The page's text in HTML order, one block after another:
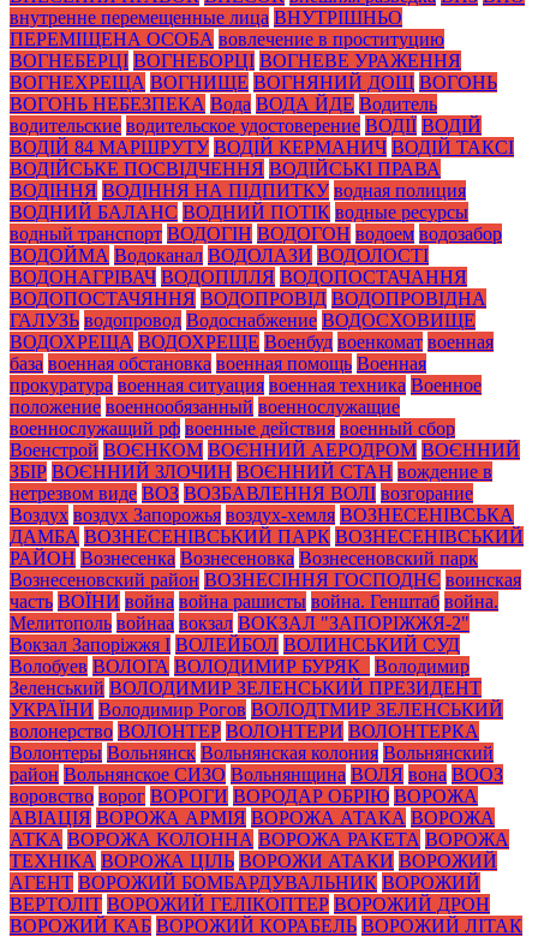
внутренне перемещенные лица ВНУТРІШНЬО
ПЕРЕМІЩЕНА ОСОБА вовлечение в проституцию
ВОГНЕБЕРЦІ ВОГНЕБОРЦІ ВОГНЕВЕ УРАЖЕННЯ
ВОГНЕХРЕЩА ВОГНИЩЕ ВОГНЯНИЙ ДОЩ ВОГОНЬ
ВОГОНЬ НЕБЕЗПЕКА Вода ВОДА ЙДЕ Водитель
водительские водительское удостоверение ВОДІЇ ВОДІЙ
ВОДІЙ 84 МАРШРУТУ ВОДІЙ КЕРМАНИЧ ВОДІЙ ТАКСІ
ВОДІЙСЬКЕ ПОСВІДЧЕННЯ ВОДІЙСЬКІ ПРАВА
ВОДІННЯ ВОДІННЯ НА ПІДПИТКУ водная полиция
ВОДНИЙ БАЛАНС ВОДНИЙ ПОТІК водные ресурсы
водный транспорт ВОДОГІН ВОДОГОН водоем водозабор
ВОДОЙМА Водоканал ВОДОЛАЗИ ВОДОЛОСТІ
ВОДОНАГРІВАЧ ВОДОПІЛЛЯ ВОДОПОСТАЧАННЯ
ВОДОПОСТАЧЯННЯ ВОДОПРОВІД ВОДОПРОВІДНА
ГАЛУЗЬ водопровод Водоснабжение ВОДОСХОВИЩЕ
ВОДОХРЕЩА ВОДОХРЕЩЕ Военбуд военкомат военная
база военная обстановка военная помощь Военная
прокуратура военная ситуация военная техника Военное
положение военнообязанный военнослужащие
военнослужащий рф военные действия военный сбор
Военстрой ВОЄНКОМ ВОЄННИЙ АЕРОДРОМ ВОЄННИЙ
ЗБІР ВОЄННИЙ ЗЛОЧИН ВОЄННИЙ СТАН вождение в
нетрезвом виде ВОЗ ВОЗБАВЛЕННЯ ВОЛІ возгорание
Воздух воздух Запорожья воздух-хемля ВОЗНЕСЕНІВСЬКА
ДАМБА ВОЗНЕСЕНІВСЬКИЙ ПАРК ВОЗНЕСЕНІВСЬКИЙ
РАЙОН Вознесенка Вознесеновка Вознесеновский парк
Вознесеновский район ВОЗНЕСІННЯ ГОСПОДНЄ воинская
часть ВОЇНИ война война рашисты война. Генштаб война.
Мелитополь войнаа вокзал ВОКЗАЛ "ЗАПОРІЖЖЯ-2"
Вокзал Запоріжжя І ВОЛЕЙБОЛ ВОЛИНСЬКИЙ СУД
Волобуев ВОЛОГА ВОЛОДИМИР БУРЯК_
Володимир
Зеленський ВОЛОДИМИР ЗЕЛЕНСЬКИЙ ПРЕЗИДЕНТ
УКРАЇНИ Володимир Рогов ВОЛОДТМИР ЗЕЛЕНСЬКИЙ
волонерство ВОЛОНТЕР ВОЛОНТЕРИ ВОЛОНТЕРКА
Волонтеры Вольнянск Вольнянская колония Вольнянский
район Вольнянское СИЗО Вольнянщина ВОЛЯ вона ВООЗ
воровство ворог ВОРОГИ ВОРОДАР ОБРІЮ ВОРОЖА
АВІАЦІЯ ВОРОЖА АРМІЯ ВОРОЖА АТАКА ВОРОЖА
АТКА ВОРОЖА КОЛОННА ВОРОЖА РАКЕТА ВОРОЖА
ТЕХНІКА ВОРОЖА ЦІЛЬ ВОРОЖИ АТАКИ ВОРОЖИЙ
АГЕНТ ВОРОЖИЙ БОМБАРДУВАЛЬНИК ВОРОЖИЙ
ВЕРТОЛІТ ВОРОЖИЙ ГЕЛІКОПТЕР ВОРОЖИЙ ДРОН
ВОРОЖИЙ КАБ ВОРОЖИЙ КОРАБЕЛЬ ВОРОЖИЙ ЛІТАК